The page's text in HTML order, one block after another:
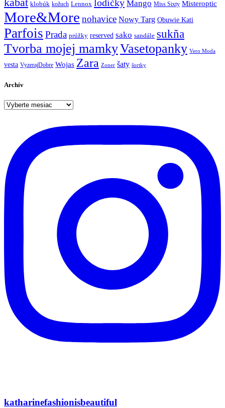
klobúk kožuch Lennox lodičky Mango Miss Sixty Misteroptic
More&More nohavice Nowy Targ Obuwie Kati
Parfois Prada prúžky reserved sako sandále sukňa
Tvorba mojej mamkyVasetopanky Vero Moda
vesta VyzerajDobre Wojas Zara Zoner šaty šortky
Archív
Archív
katharinefashionisbeautiful